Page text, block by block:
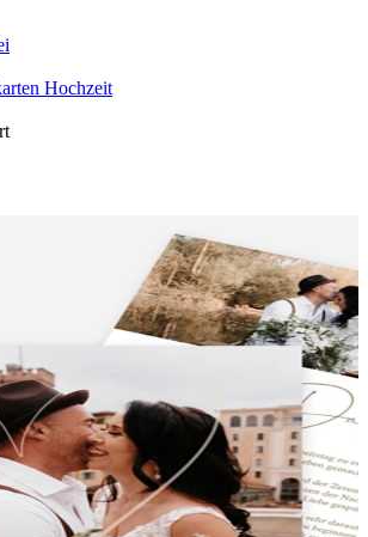
Hochzeit